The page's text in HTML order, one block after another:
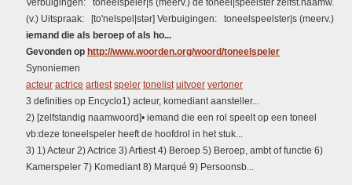
Verbuigingen: toneelspeler|s (meerv.) de toneel|speelster zelfst.naamw.
(v.) Uitspraak: [to'nelspel|stər] Verbuigingen: toneelspeelster|s (meerv.)
iemand die als beroep of als ho...
Gevonden op http://www.woorden.org/woord/toneelspeler
Synoniemen
acteur actrice artiest speler tonelist uitvoer vertoner
3 definities op Encyclo1) acteur, komediant aansteller...
2) [zelfstandig naamwoord]• iemand die een rol speelt op een toneel
vb:deze toneelspeler heeft de hoofdrol in het stuk...
3) 1) Acteur 2) Actrice 3) Artiest 4) Beroep 5) Beroep, ambt of functie 6)
Kamerspeler 7) Komediant 8) Marqué 9) Persoonsb...